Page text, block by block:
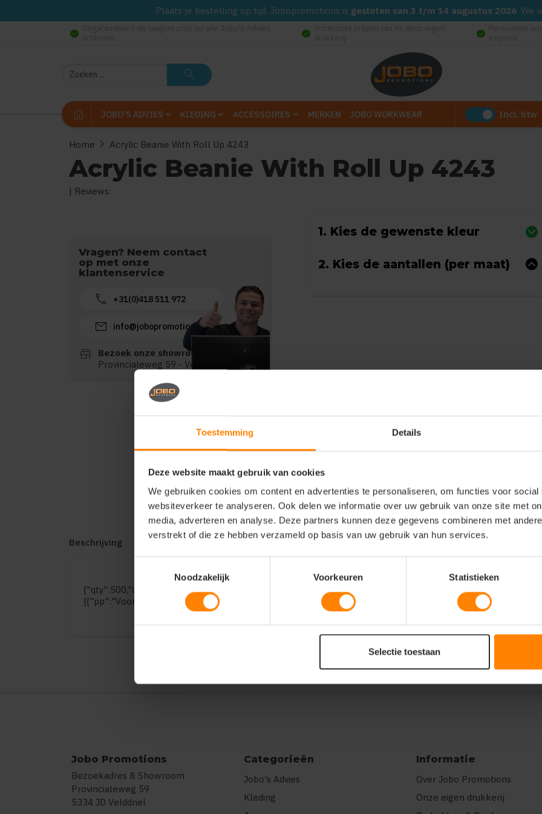
Toestemming Details
Deze website maakt gebruik van cookies
We gebruiken cookies om content en advertenties te personaliseren, om functies voor social
websiteverkeer te analyseren. Ook delen we informatie over uw gebruik van onze site met
media, adverteren en analyse. Deze partners kunnen deze gegevens combineren met
verstrekt of die ze hebben verzameld op basis van uw gebruik van hun services.
Noodzakelijk
Voorkeuren Statistieken
Selectie toestaan
Plaats je bestelling op tijd. Jobopromotions is gesloten van 3 t/m 14 augustus 2026. We
check_circle check_circle check_circle
Zoeken search
home JOBO'S ADVIES KLEDING ACCESSOIRES MERKEN JOBO WORKWEAR Incl. btw
Home chevron_right Acrylic Beanie With Roll Up 4243
Acrylic Beanie With Roll Up 4243
| Reviews:
Vragen? Neem contact
op met onze
klantenservice
call +31(0)418 511 972
mail info@jobopromotions.nl
store
Bezoek onze showroom:
Provincialeweg 59 - Velddriel
1. Kies de gewenste kleur
2. Kies de aantallen (per maat)
Beschrijving
{"qty":500,"clr":"Black","szs":{"Onze size":500},"prnts":
[{"pp":"Voorzijde","pt":"Bedrukking","ct":"Vier of meer kleuren"}]}
Jobo Promotions
Bezoekadres & Showroom
Provincialeweg 59
5334 JD Velddriel
Categorieën
Jobo's Advies
Kleding
Informatie
Over Jobo Promotions
Onze eigen drukkerij